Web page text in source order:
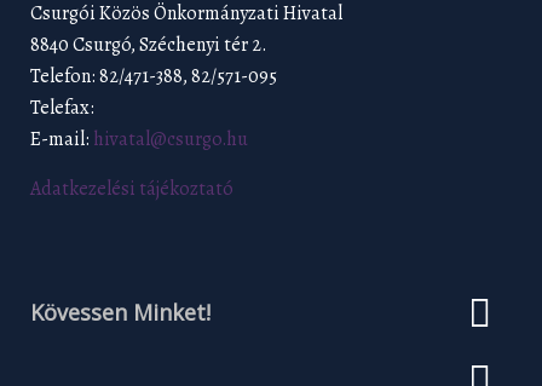
Csurgói Közös Önkormányzati Hivatal
8840 Csurgó, Széchenyi tér 2.
Telefon: 82/471-388, 82/571-095
Telefax:
E-mail: hivatal@csurgo.hu
Adatkezelési tájékoztató
Kövessen Minket!